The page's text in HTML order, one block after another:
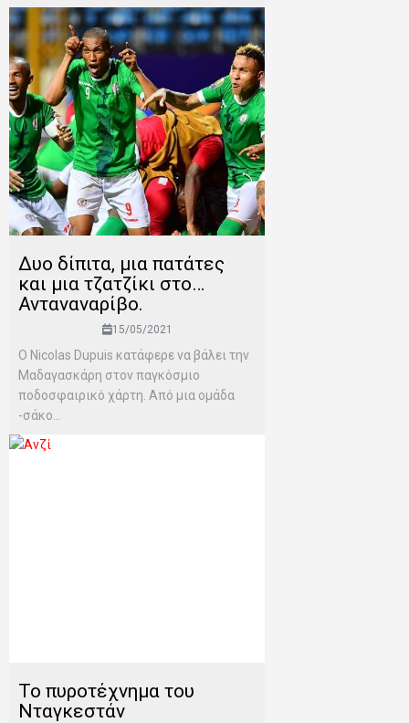
Δυο δίπιτα, μια πατάτες
και μια τζατζίκι στο…
Ανταναναρίβο.
15/05/2021
Ο Nicolas Dupuis κατάφερε να βάλει την
Μαδαγασκάρη στον παγκόσμιο
ποδοσφαιρικό χάρτη. Από μια ομάδα
-σάκο...
Το πυροτέχνημα του
Νταγκεστάν